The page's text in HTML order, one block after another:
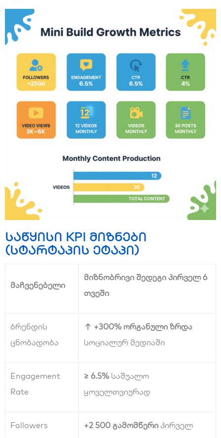
საწყისი KPI მიზნები
(სტარტაპის ეტაპი)
მაჩვენებელი
მიზნობრივი შედეგი პირველ 6
თვეში
ბრენდის
ცნობადობა
↑ +300% ორგანული ზრდა
სოციალურ მედიაში
Engagement
Rate
≥ 6.5%საშუალო
ყოველთვიურად
Followers
+2 500 გამომწერი პირველ